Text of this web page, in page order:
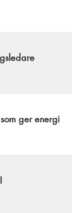
ger energi